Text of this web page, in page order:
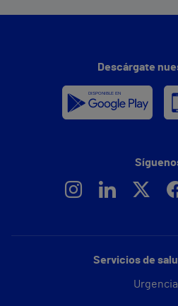
Servicios de
Descárgate